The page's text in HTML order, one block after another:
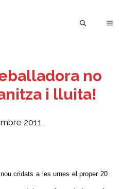
no
i lluita!
2011
cridats a les urnes el proper 20